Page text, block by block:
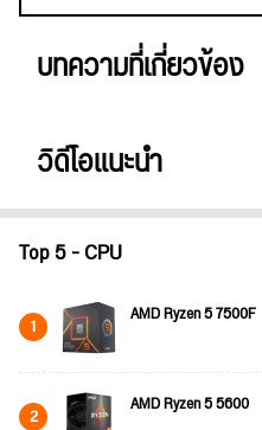
บทความที่เกี่ยวข้อง
วิดีโอแนะนำ
Top 5 - CPU
1 AMD Ryzen 5 7500F
2 AMD Ryzen 5 5600